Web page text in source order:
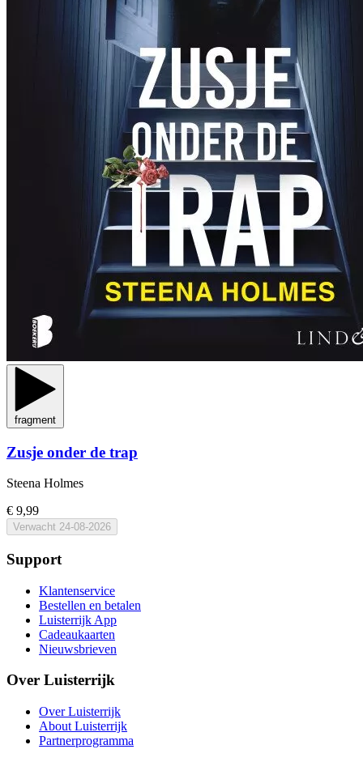
fragment
Zusje onder de trap
Steena Holmes
€ 9,99
Verwacht 24-08-2026
Support
Klantenservice
Bestellen en betalen
Luisterrijk App
Cadeaukaarten
Nieuwsbrieven
Over Luisterrijk
Over Luisterrijk
About Luisterrijk
Partnerprogramma